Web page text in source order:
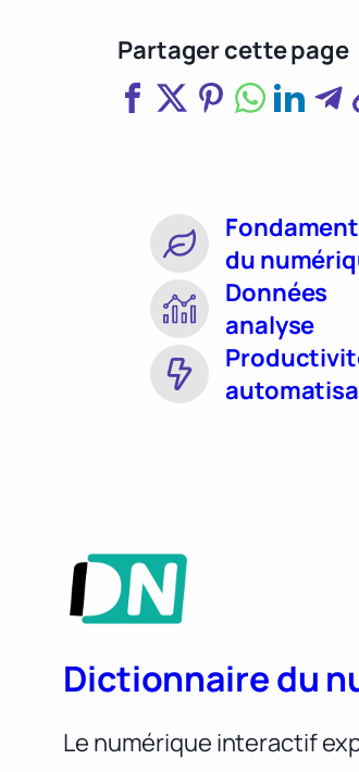
Partager cette page
du
Données
analyse
Dictionnaire du
Le numérique interactif